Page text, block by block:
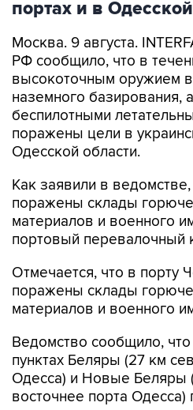
Москва. 9 августа.
высокоточным оружием
наземного базирования,
беспилотными
поражены цели в
Одесской области.
Как заявили в ведомстве,
материалов и военного
портовый перевалочный
Отмечается, что в порту
материалов и военного
Ведомство сообщило, что
Одесса) и Новые Беляры
восточнее порта
резервуары с горючим,
ВСУ.